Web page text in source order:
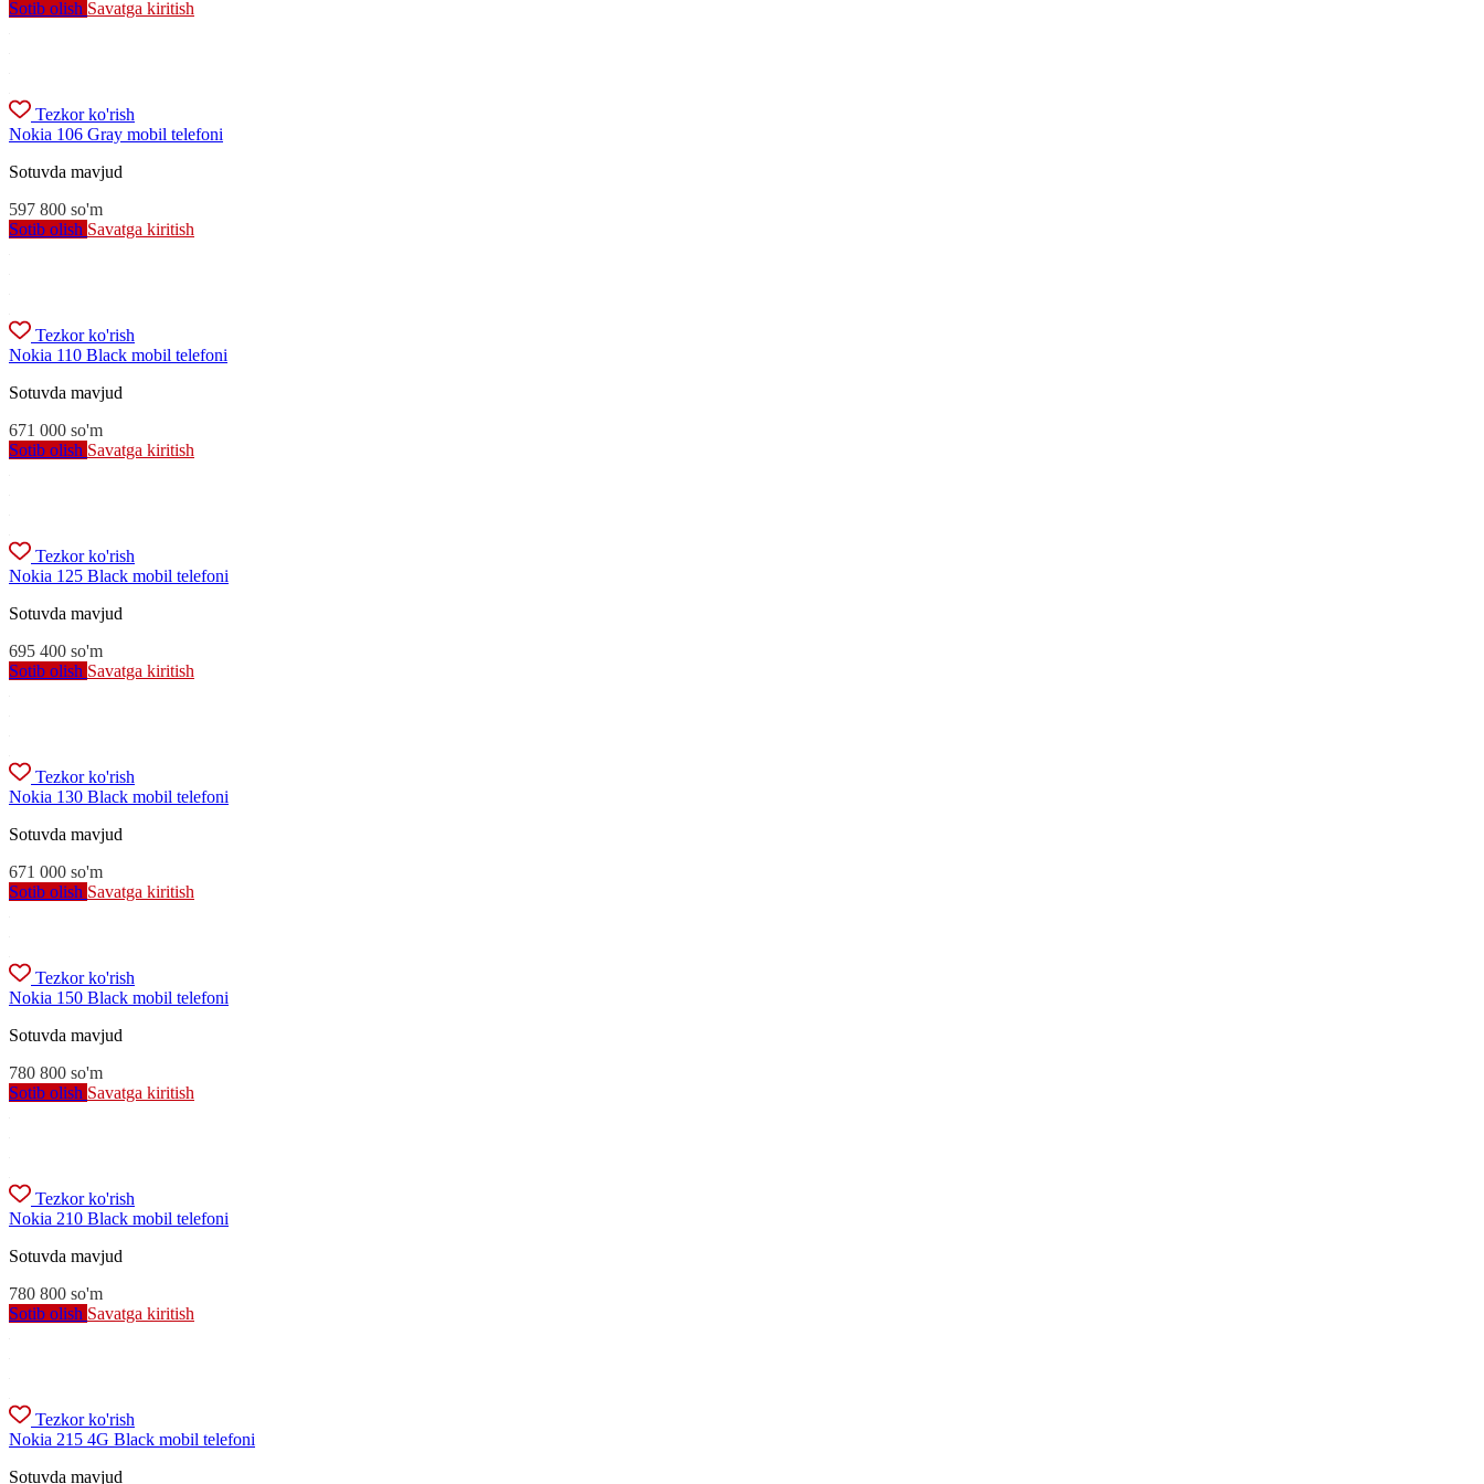
Sotib olish Savatga kiritish
Tezkor ko'rish
Nokia 106 Gray mobil telefoni
Sotuvda mavjud
597 800 so'm
Sotib olish Savatga kiritish
Tezkor ko'rish
Nokia 110 Black mobil telefoni
Sotuvda mavjud
671 000 so'm
Sotib olish Savatga kiritish
Tezkor ko'rish
Nokia 125 Black mobil telefoni
Sotuvda mavjud
695 400 so'm
Sotib olish Savatga kiritish
Tezkor ko'rish
Nokia 130 Black mobil telefoni
Sotuvda mavjud
671 000 so'm
Sotib olish Savatga kiritish
Tezkor ko'rish
Nokia 150 Black mobil telefoni
Sotuvda mavjud
780 800 so'm
Sotib olish Savatga kiritish
Tezkor ko'rish
Nokia 210 Black mobil telefoni
Sotuvda mavjud
780 800 so'm
Sotib olish Savatga kiritish
Tezkor ko'rish
Nokia 215 4G Black mobil telefoni
Sotuvda mavjud